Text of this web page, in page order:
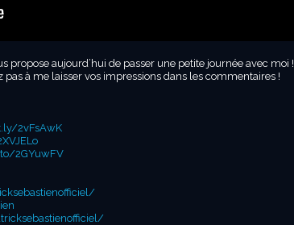
propose aujourd’hui de passer une petite journée avec moi !
à me laisser vos impressions dans les commentaires !
2vFsAwK
2GYuwFV